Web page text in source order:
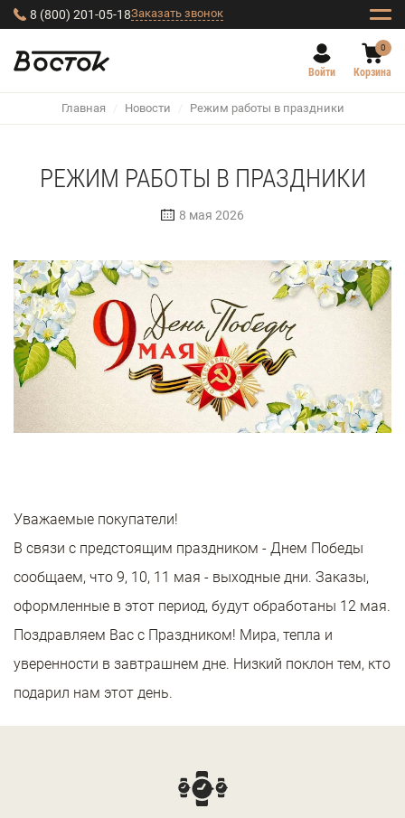
8 (800) 201-05-18Заказать звонок
Войти
0
Корзина
Главная / Новости / Режим работы в праздники
РЕЖИМ РАБОТЫ В ПРАЗДНИКИ
8 мая 2026
Уважаемые покупатели!
В связи с предстоящим праздником - Днем Победы
сообщаем, что 9, 10, 11 мая - выходные дни. Заказы,
оформленные в этот период, будут обработаны 12 мая.
Поздравляем Вас с Праздником! Мира, тепла и
уверенности в завтрашнем дне. Низкий поклон тем, кто
подарил нам этот день.